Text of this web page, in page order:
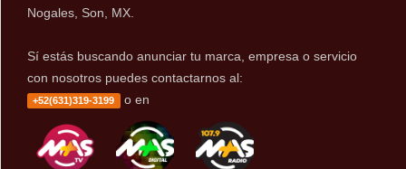
Nogales, Son, MX.
Sí estás buscando anunciar tu marca, empresa o servicio
con nosotros puedes contactarnos al:
+52(631)319-3199 o en